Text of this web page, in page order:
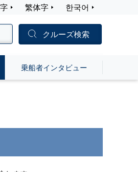
繁体字 한국어
クルーズ検索
乗船者インタビュー